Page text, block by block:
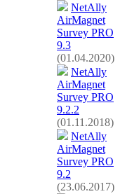
NetAlly
AirMagnet
Survey PRO
9.3
(01.04.2020)
NetAlly
AirMagnet
Survey PRO
9.2.2
(01.11.2018)
NetAlly
AirMagnet
Survey PRO
9.2
(23.06.2017)